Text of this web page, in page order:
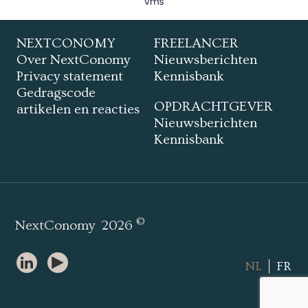
NEXTCONOMY
Over NextConomy
Privacy statement
Gedragscode
artikelen en reacties
FREELANCER
Nieuwsberichten
Kennisbank
OPDRACHTGEVER
Nieuwsberichten
Kennisbank
NextConomy 2026©
NL FR